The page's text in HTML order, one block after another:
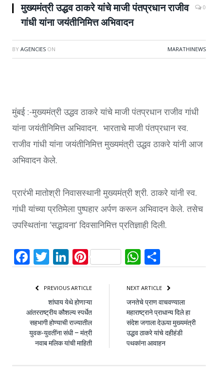
मुख्यमंत्री उद्धव ठाकरे यांचे माजी पंतप्रधान राजीव
गांधी यांना जयंतीनिमित्त अभिवादन
0
BY AGENCIES ON MARATHINEWS
मुंबई :-मुख्यमंत्री उद्धव ठाकरे यांचे माजी पंतप्रधान राजीव गांधी
यांना जयंतीनिमित्त अभिवादन. भारताचे माजी पंतप्रधान स्व.
राजीव गांधी यांना जयंतीनिमित्त मुख्यमंत्री उद्धव ठाकरे यांनी आज
अभिवादन केले.
प्रारंभी मातोश्री निवासस्थानी मुख्यमंत्री श्री. ठाकरे यांनी स्व.
गांधी यांच्या प्रतिमेला पुष्पहार अर्पण करून अभिवादन केले. तसेच
उपस्थितांना ‘सद्भावना’ दिवसानिमित्त प्रतिज्ञाही दिली.
Facebook
Twitter
LinkedIn
PinterestWhatsApp
PREVIOUS ARTICLE
शांघाय येथे होणाऱ्या
आंतरराष्ट्रीय कौशल्य स्पर्धेत
सहभागी होण्याची राज्यातील
युवक-युवतींना संधी – मंत्री
नवाब मलिक यांची माहिती
NEXT ARTICLE
जनतेचे प्राण वाचवण्याला
महाराष्ट्राने प्राधान्य दिले हा
संदेश जगाला देऊया मुख्यमंत्री
उद्धव ठाकरे यांचे दहीहंडी
पथकांना आवाहन